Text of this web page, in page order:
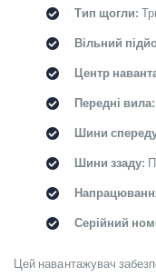
Тип щогли:
Вільний
Центр
Передні вила:
Шини
Шини ззаду:
Серійний
Цей навантажувач